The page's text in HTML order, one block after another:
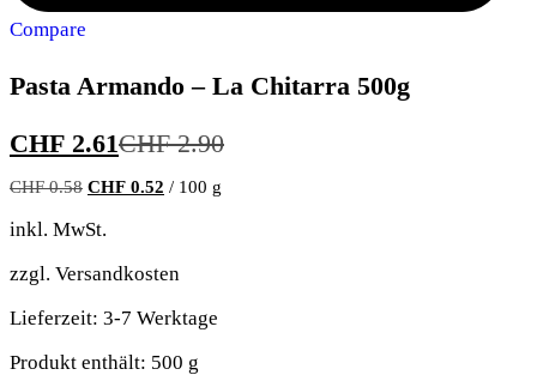
Compare
Pasta Armando – La Chitarra 500g
CHF 2.61CHF2.90
CHF0.58 CHF 0.52 / 100 g
inkl. MwSt.
zzgl. Versandkosten
Lieferzeit: 3-7 Werktage
Produkt enthält: 500 g